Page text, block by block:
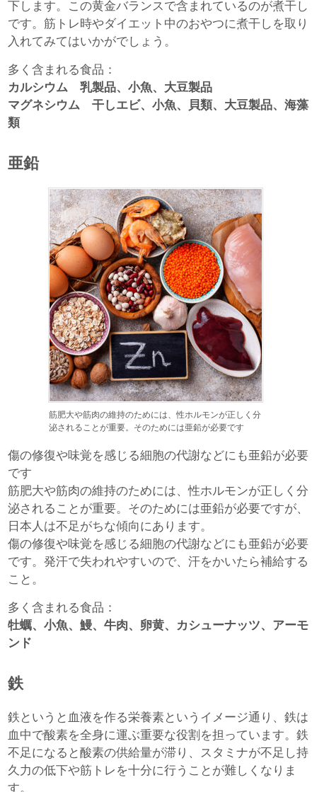
下します。この黄金バランスで含まれているのが煮干し
です。筋トレ時やダイエット中のおやつに煮干しを取り
入れてみてはいかがでしょう。
多く含まれる食品：
カルシウム 乳製品、小魚、大豆製品
マグネシウム 干しエビ、小魚、貝類、大豆製品、海藻
類
亜鉛
筋肥大や筋肉の維持のためには、性ホルモンが正しく分
泌されることが重要。そのためには亜鉛が必要です
傷の修復や味覚を感じる細胞の代謝などにも亜鉛が必要
です
筋肥大や筋肉の維持のためには、性ホルモンが正しく分
泌されることが重要。そのためには亜鉛が必要ですが、
日本人は不足がちな傾向にあります。
傷の修復や味覚を感じる細胞の代謝などにも亜鉛が必要
です。発汗で失われやすいので、汗をかいたら補給する
こと。
多く含まれる食品：
牡蠣、小魚、鰻、牛肉、卵黄、カシューナッツ、アーモ
ンド
鉄
鉄というと血液を作る栄養素というイメージ通り、鉄は
血中で酸素を全身に運ぶ重要な役割を担っています。鉄
不足になると酸素の供給量が滞り、スタミナが不足し持
久力の低下や筋トレを十分に行うことが難しくなりま
す。